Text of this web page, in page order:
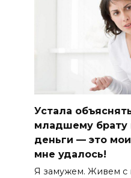
Устала
младшему брату
деньги — это
мне удалось!
Я замужем. Живем с